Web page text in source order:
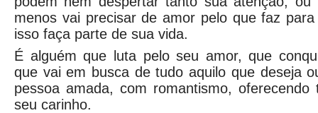
menos vai precisar de amor pelo que faz para
isso faça parte de sua vida.
É alguém que luta pelo seu amor, que
que vai em busca de tudo aquilo que deseja
pessoa amada, com romantismo, oferecendo
seu carinho.